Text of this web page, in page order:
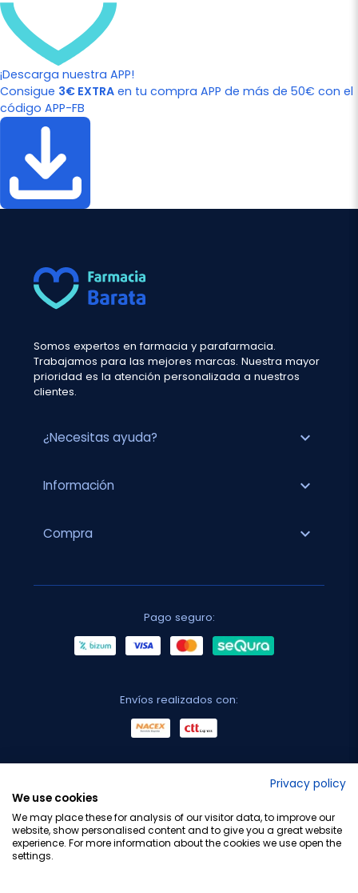
¡Descarga nuestra APP!
Consigue 3€ EXTRA en tu compra APP de más de 50€ con el
código APP-FB
Somos expertos en farmacia y parafarmacia.
Trabajamos para las mejores marcas. Nuestra mayor
prioridad es la atención personalizada a nuestros
clientes.
¿Necesitas ayuda? expand_more
Información expand_more
Compra expand_more
Pago seguro:
Envíos realizados con:
Privacy policy
We use cookies
We may place these for analysis of our visitor data, to improve our
website, show personalised content and to give you a great website
experience. For more information about the cookies we use open the
settings.